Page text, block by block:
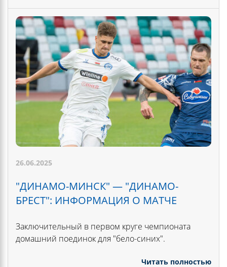
26.06.2025
"ДИНАМО-МИНСК" — "ДИНАМО-
БРЕСТ": ИНФОРМАЦИЯ О МАТЧЕ
Заключительный в первом круге чемпионата
домашний поединок для "бело-синих".
Читать полностью